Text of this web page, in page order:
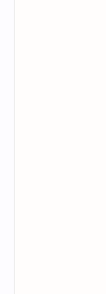
Kekaguman
penasaran, lalu
terpikat pada
direncanakan,
Teori tentang
logika kini mulai
sekadar konsep
pribadi yang
Kedatangan
bahwa perasaan
dikendalikan. Ia
mengubah cara